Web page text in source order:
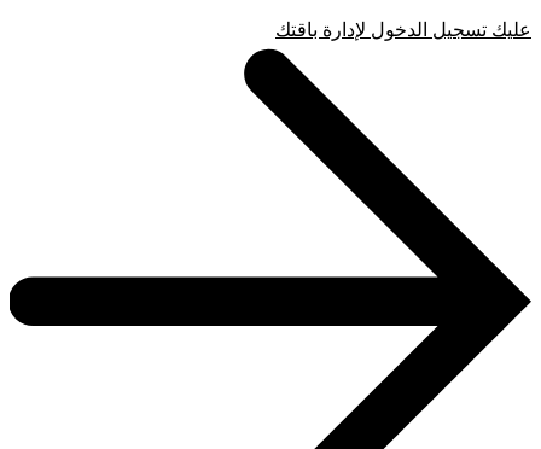
عليك تسجيل الدخول لإدارة باقتك